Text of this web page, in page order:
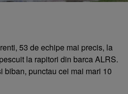
53 de echipe mai precis, la
la rapitori din barca ALRS.
biban, punctau cei mai mari 10